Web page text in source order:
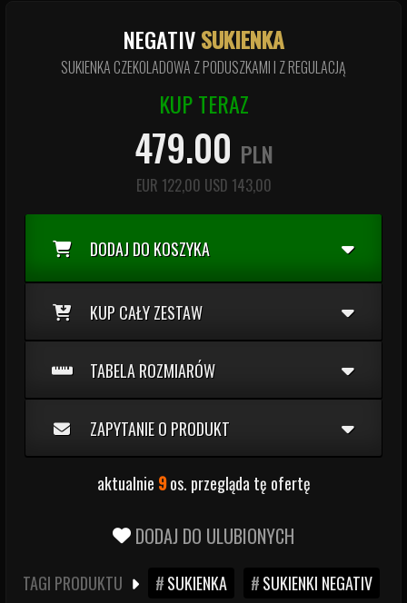
NEGATIVSUKIENKA
SUKIENKA CZEKOLADOWA Z PODUSZKAMI I Z REGULACJĄ
KUP TERAZ
479.00 PLN
EUR 122,00 USD 143,00
DODAJ DO KOSZYKA
KUP CAŁY ZESTAW
TABELA ROZMIARÓW
ZAPYTANIE O PRODUKT
aktualnie 9os. przegląda tę ofertę
DODAJ DO ULUBIONYCH
TAGI PRODUKTU SUKIENKA
SUKIENKI NEGATIV